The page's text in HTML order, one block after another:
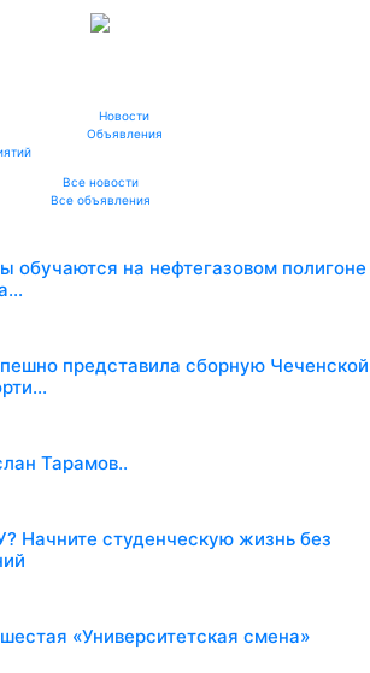
Новости
Объявления
Все новости
Все объявления
обучаются на нефтегазовом полигоне
представила сборную Чеченской
Тарамов..
Начните студенческую жизнь без
«Университетская смена»